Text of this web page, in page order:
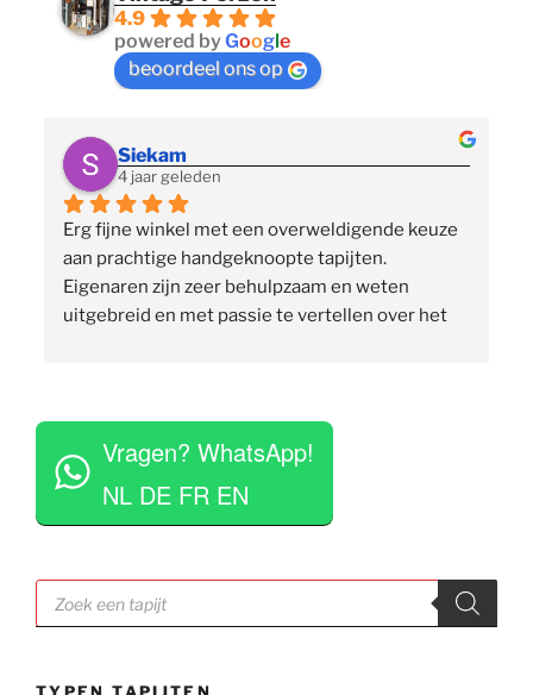
4.9
powered byGoogle
beoordeel ons op
Siekam
4 jaar geleden
Erg fijne winkel met een overweldigende keuze
aan prachtige handgeknoopte tapijten.
Eigenaren zijn zeer behulpzaam en weten
uitgebreid en met passie te vertellen over het
tapijten voor je uit te rollen. Tegelijkertijd niet
opdringerig en geven je rustig de tijd om je
eigen keuze te maken. Tevens erg competitieve
prijzen. Al met al een zeer positieve ervaring en
Vragen? WhatsApp!
NL DE FR EN
Producten
zoeken